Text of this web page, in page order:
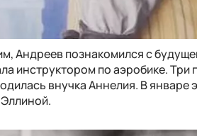
Андреев познакомился с
инструктором по аэробике.
внучка Аннелия. В